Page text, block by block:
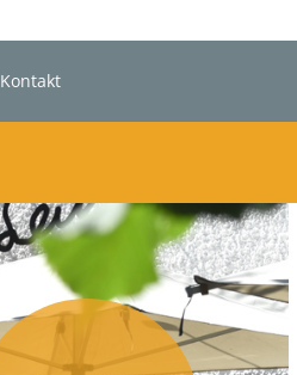
Kontakt